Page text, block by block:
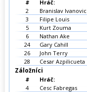
#
Hráč:
2
Branislav Ivanovic
3
Filipe Louis
5
Kurt Zouma
6
Nathan Ake
24
Gary Cahill
26
John Terry
28
Cesar Azpilicueta
Záložníci
#
Hráč:
4
Cesc Fabregas